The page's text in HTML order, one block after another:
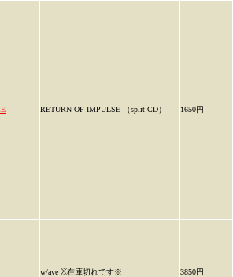
RETURN OF IMPULSE （split CD） 1650円
w/ave ※在庫切れです※ 3850円